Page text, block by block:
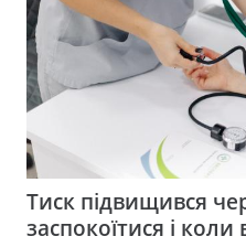
Тиск підвищився
заспокоїтися і